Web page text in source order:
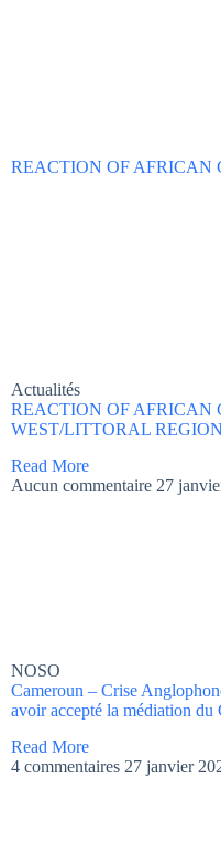
REACTION OF AFRICAN
Actualités
REACTION OF AFRICAN
WEST/LITTORAL
Read More
Aucun commentaire 27
NOSO
Cameroun – Crise
avoir accepté la médiation du
Read More
4 commentaires 27 janvier